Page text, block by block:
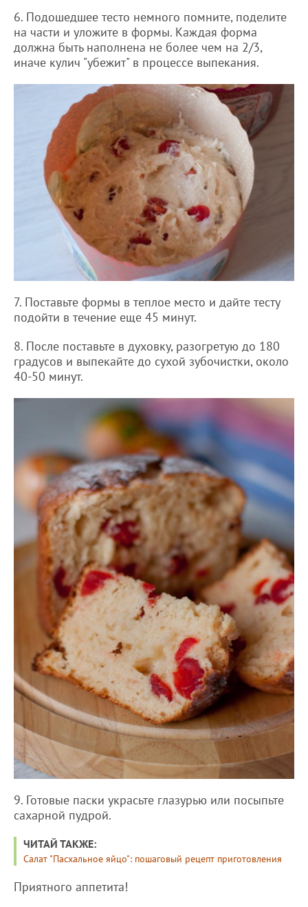
6. Подошедшее тесто немного помните, поделите
на части и уложите в формы. Каждая форма
должна быть наполнена не более чем на 2/3,
иначе кулич "убежит" в процессе выпекания.
7. Поставьте формы в теплое место и дайте тесту
подойти в течение еще 45 минут.
8. После поставьте в духовку, разогретую до 180
градусов и выпекайте до сухой зубочистки, около
40-50 минут.
9. Готовые паски украсьте глазурью или посыпьте
сахарной пудрой.
ЧИТАЙ ТАКЖЕ:
Салат "Пасхальное яйцо": пошаговый рецепт приготовления
Приятного аппетита!